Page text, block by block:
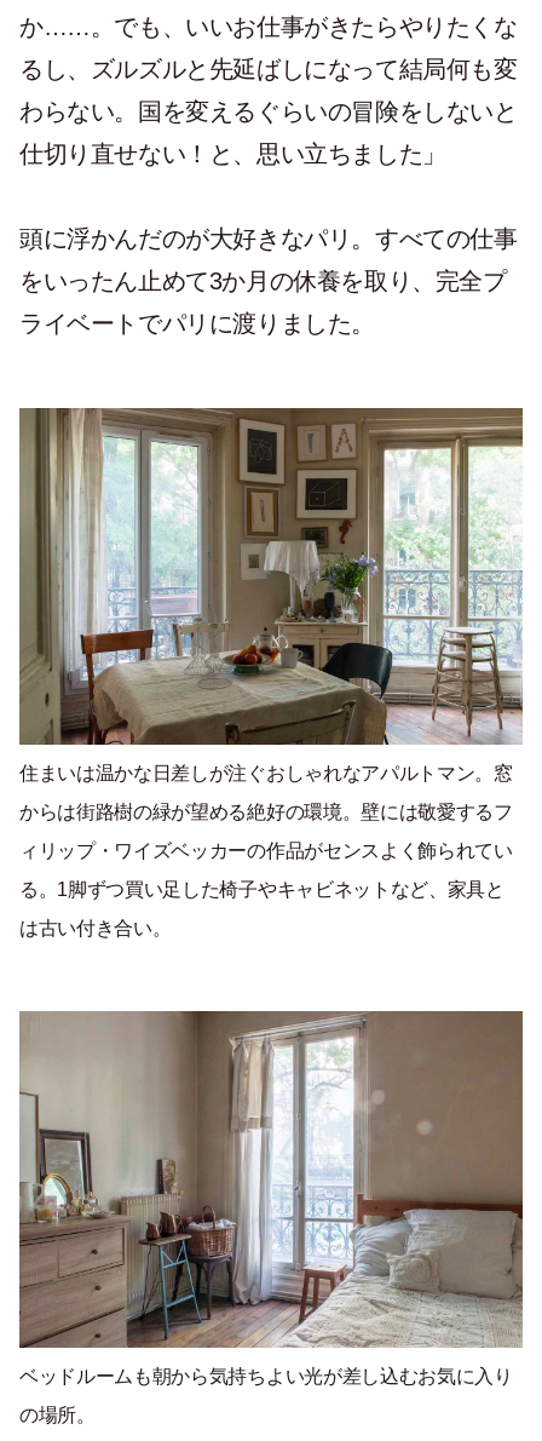
か……。でも、いいお仕事がきたらやりたくな
るし、ズルズルと先延ばしになって結局何も変
わらない。国を変えるぐらいの冒険をしないと
仕切り直せない！と、思い立ちました」
頭に浮かんだのが大好きなパリ。すべての仕事
をいったん止めて3か月の休養を取り、完全プ
ライベートでパリに渡りました。
住まいは温かな日差しが注ぐおしゃれなアパルトマン。窓
からは街路樹の緑が望める絶好の環境。壁には敬愛するフ
ィリップ・ワイズベッカーの作品がセンスよく飾られてい
る。1脚ずつ買い足した椅子やキャビネットなど、家具と
は古い付き合い。
ベッドルームも朝から気持ちよい光が差し込むお気に入り
の場所。